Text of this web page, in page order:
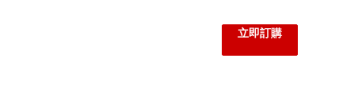
立即訂購